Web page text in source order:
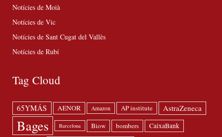
Notícies de Moià
Notícies de Vic
Notícies de Sant Cugat del Vallès
Notícies de Rubí
Tag Cloud
65YMÁS AENOR Amazon AP institute AstraZeneca
Bages Barcelona Biow bombers CaixaBank